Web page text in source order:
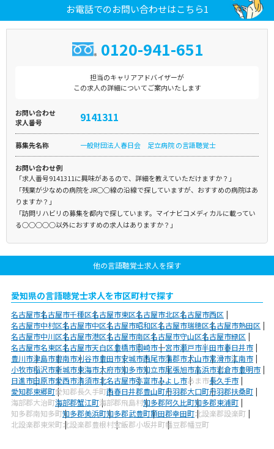
お電話でのお問い合わせはこちら1
0120-941-651
担当のキャリアアドバイザーが
この求人の詳細についてご案内いたします
お問い合わせ
求人番号
9141311
募集先名称 一般財団法人春日会 足立病院 の言語聴覚士
お問い合わせ例
「求人番号9141311に興味があるので、詳細を教えていただけますか？」
「残業が少なめの病院をJR○○線の沿線で探していますが、おすすめの病院はあ
りますか？」
「訪問リハビリの募集を都内で探しています。マイナビコメディカルに載ってい
る○○○○○以外におすすめの求人はありますか？」
他の言語聴覚士求人を探す
愛知県の言語聴覚士求人を市区町村で探す
名古屋市名古屋市千種区名古屋市東区名古屋市北区名古屋市西区
名古屋市中村区名古屋市中区名古屋市昭和区名古屋市瑞穂区名古屋市熱田区
名古屋市中川区名古屋市港区名古屋市南区名古屋市守山区名古屋市緑区
名古屋市名東区名古屋市天白区豊橋市岡崎市一宮市瀬戸市半田市春日井市
豊川市津島市碧南市刈谷市豊田市安城市西尾市蒲郡市犬山市常滑市江南市
小牧市稲沢市新城市東海市大府市知多市知立市尾張旭市高浜市岩倉市豊明市
日進市田原市愛西市清須市北名古屋市弥富市みよし市あま市長久手市
愛知郡東郷町愛知郡長久手町西春日井郡豊山町丹羽郡大口町丹羽郡扶桑町
海部郡大治町海部郡蟹江町海部郡飛島村知多郡阿久比町知多郡東浦町
知多郡南知多町知多郡美浜町知多郡武豊町額田郡幸田町北設楽郡設楽町
北設楽郡東栄町北設楽郡豊根村宝飯郡小坂井町幡豆郡幡豆町